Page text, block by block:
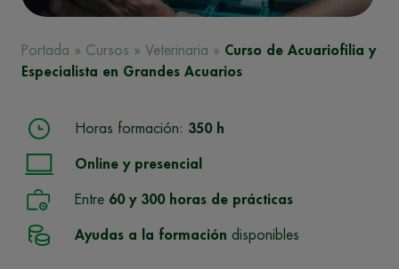
Portada » Cursos » Veterinaria » Curso de Acuariofilia y
Especialista en Grandes Acuarios
Horas formación: 350 h
Online y presencial
Entre 60 y 300 horas de prácticas
Ayudas a la formación disponibles